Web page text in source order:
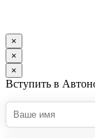
×
×
×
Вступить в